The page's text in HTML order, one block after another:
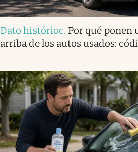
Dato histórioc. Por qué ponen
arriba de los autos usados: